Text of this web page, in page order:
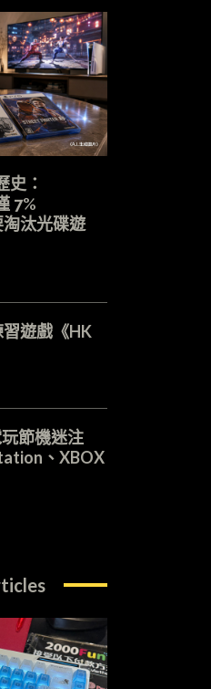
史：
7%
汰光碟遊
遊戲《HK
節機迷注
、XBOX